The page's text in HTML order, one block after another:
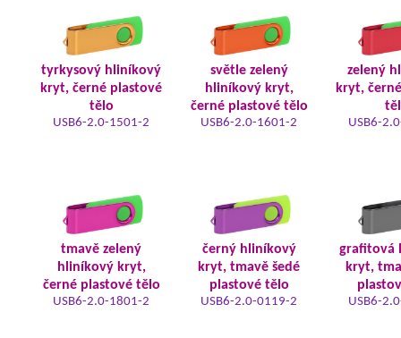
tyrkysový hliníkový
kryt, černé plastové
tělo
USB6-2.0-1501-2
světle zelený
hliníkový kryt,
černé plastové tělo
USB6-2.0-1601-2
zelený
kryt,
USB6-
tmavě zelený
hliníkový kryt,
černé plastové tělo
USB6-2.0-1801-2
černý hliníkový
kryt, tmavě šedé
plastové tělo
USB6-2.0-0119-2
grafitová
kryt,
USB6-